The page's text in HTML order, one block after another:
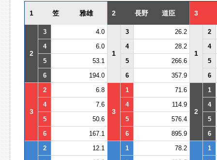
1 笠 雅雄 2 長野 道臣 3
2
3 4.0
1
3 26.2
1
2
4
6.0 4 28.2
4
5
53.1 5 266.6
5
6
194.0 6 357.9 6
3
2 6.8
3
1 71.6
2
1
4
7.6 4 114.9
4
5
50.6 5 576.4
5
6
167.1 6 895.9 6
2 12.1 1 78.2
1